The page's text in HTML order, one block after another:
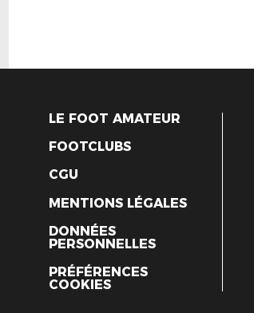
LE FOOT AMATEUR
FOOTCLUBS
CGU
MENTIONS LÉGALES
DONNÉES
PERSONNELLES
PRÉFÉRENCES
COOKIES